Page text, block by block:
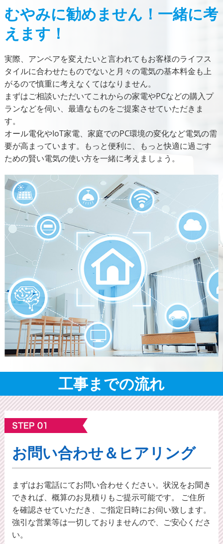
むやみに勧めません！一緒に考
えます！
実際、アンペアを変えたいと言われてもお客様のライフス
タイルに合わせたものでないと月々の電気の基本料金も上
がるので慎重に考えなくてはなりません。
まずはご相談いただいてこれからの家電やPCなどの購入プ
ランなどを伺い、最適なものをご提案させていただきま
す。
オール電化やIoT家電、家庭でのPC環境の変化など電気の需
要が高まっています。もっと便利に、もっと快適に過ごす
ための賢い電気の使い方を一緒に考えましょう。
工事までの流れ
お問い合わせ＆ヒアリング
まずはお電話にてお問い合わせください。状況をお聞き
できれば、概算のお⾒積りもご提⽰可能です。 ご住所
を確認させていただき、ご指定日時にお伺い致します。
強引な営業等は一切しておりませんので、ご安心くださ
い。